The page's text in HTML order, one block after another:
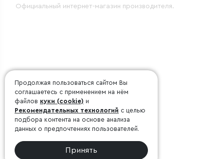
Официальный интернет-магазин производителя.
Продолжая пользоваться сайтом Вы
соглашаетесь с применением на нём
файлов куки (cookie) и
Рекомендательных технологий с целью
подбора контента на основе анализа
данных о предпочтениях пользователей.
Принять